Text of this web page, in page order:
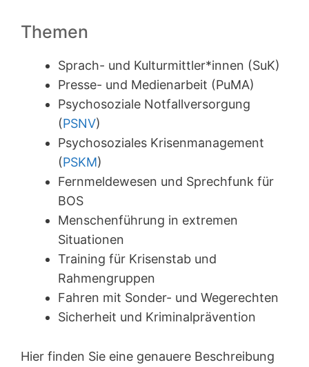
Themen
Sprach- und Kulturmittler*innen (SuK)
Presse- und Medienarbeit (PuMA)
Psychosoziale Notfallversorgung
(PSNV)
Psychosoziales Krisenmanagement
(PSKM)
Fernmeldewesen und Sprechfunk für
BOS
Menschenführung in extremen
Situationen
Training für Krisenstab und
Rahmengruppen
Fahren mit Sonder- und Wegerechten
Sicherheit und Kriminalprävention
Hier finden Sie eine genauere Beschreibung